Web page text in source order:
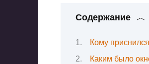
Содержание
Кому
Каким было